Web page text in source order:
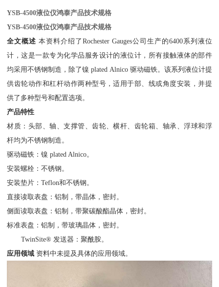
YSB-4500液位仪鸿泰产品技术规格
YSB-4500液位仪鸿泰产品技术规格
全文概述 本资料介绍了Rochester Gauges公司生产的6400系列液位
计，这是一款专为化学品服务设计的液位计，所有接触液体的部件
均采用不锈钢制造，除了镍 plated Alnico 驱动磁铁。该系列液位计提
供齿轮动作和杠杆动作两种型号，适用于部、线或角度安装，并提
供了多种型号和配置选项。
产品特性
材质：头部、轴、支撑管、齿轮、横杆、齿轮箱、轴承、浮球和浮
杆均为不锈钢制造。
驱动磁铁：镍 plated Alnico。
安装螺栓：不锈钢。
安装垫片：Teflon和不锈钢。
直接读取表盘：铝制，带晶体，密封。
侧面读取表盘：铝制，带聚碳酸酯晶体，密封。
标准表盘：铝制，带玻璃晶体，密封。
TwinSite® 发送器：聚酰胺。
应用领域 资料中未提及具体的应用领域。